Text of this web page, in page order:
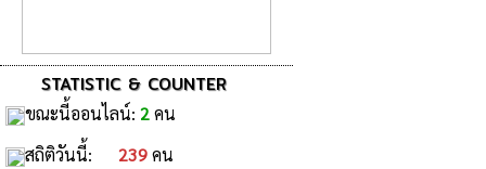
STATISTIC & COUNTER
ขณะนี้ออนไลน์: 2คน
สถิติวันนี้: 239คน